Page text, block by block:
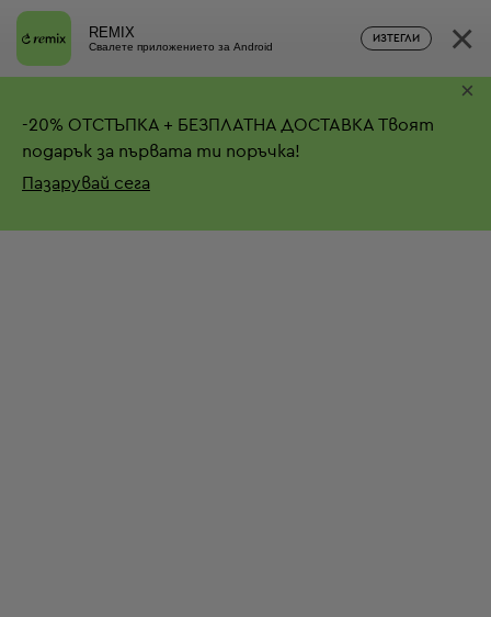
REMIX
Свалете приложението за Android
ИЗТЕГЛИ ×
-20% ОТСТЪПКА + БЕЗПЛАТНА ДОСТАВКА Твоят
подарък за първата ти поръчка!
Пазарувай сега
×